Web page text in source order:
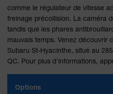
comme le régulateur de vitesse
freinage précollision. La caméra
tandis que les phares
mauvais temps. Venez découvrir
Subaru St-Hyacinthe, situé au
QC. Pour plus d'informations,
Options